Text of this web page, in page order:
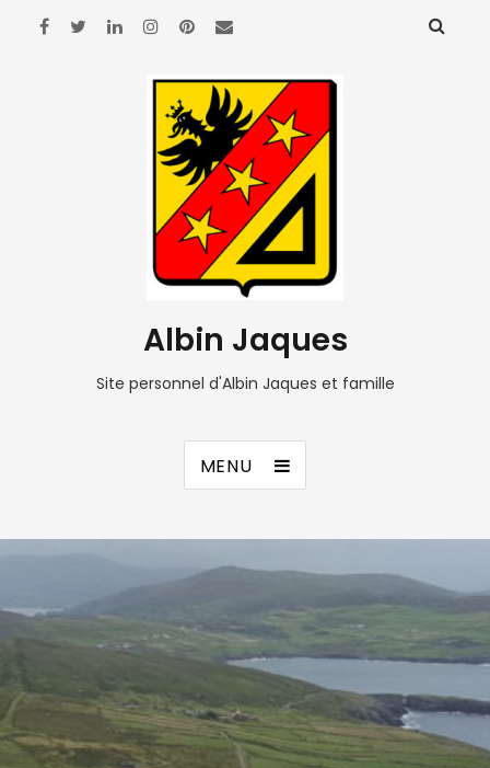
Albin Jaques
Site personnel d'Albin Jaques et famille
MENU